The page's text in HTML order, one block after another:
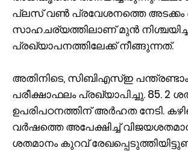
പ്ലസ് വൺ പ്രവേശനത്തെ അടക്കം
സാഹചര്യത്തിലാണ് മുൻ
പ്രഖ്യാപനത്തിലേക്ക് നീങ്ങുന്നത്.
അതിനിടെ, സിബിഎസ്ഇ
പരീക്ഷാഫലം പ്രഖ്യാപിച്ചു. 85. 2
ഉപരിപഠനത്തിന് അർഹത നേടി.
വർഷത്തെ അപേക്ഷിച്ച്
ശതമാനം കുറവ്